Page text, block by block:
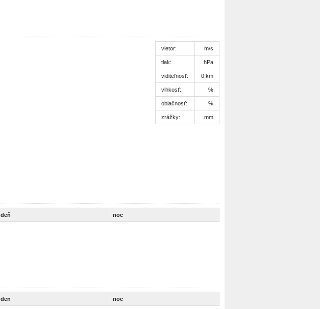
vietor: m/s
tlak: hPa
viditeľnosť: 0 km
vlhkosť: %
oblačnosť: %
zrážky: mm
deň noc
den noc